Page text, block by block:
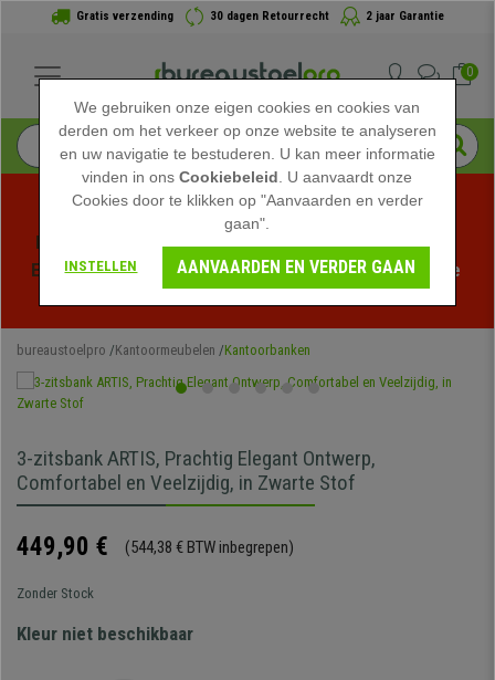
Gratis verzending 30 dagen Retourrecht 2 jaar Garantie
0
Profiteer van de Zomeruitverkoop bij bureaustoelpro!
Exclusieve kortingen voor een beperkte tijd - Bekijk de
bureaustoelpro Kantoormeubelen Kantoorbanken
3-zitsbank ARTIS, Prachtig Elegant Ontwerp,
Comfortabel en Veelzijdig, in Zwarte Stof
449,90 € (544,38 € BTW inbegrepen)
Zonder Stock
Kleur niet beschikbaar
We gebruiken onze eigen cookies en cookies van
derden om het verkeer op onze website te analyseren
en uw navigatie te bestuderen. U kan meer informatie
vinden in onsCookiebeleid . U aanvaardt onze
Cookies door te klikken op "Aanvaarden en verder
gaan".
INSTELLEN AANVAARDEN EN VERDER GAAN